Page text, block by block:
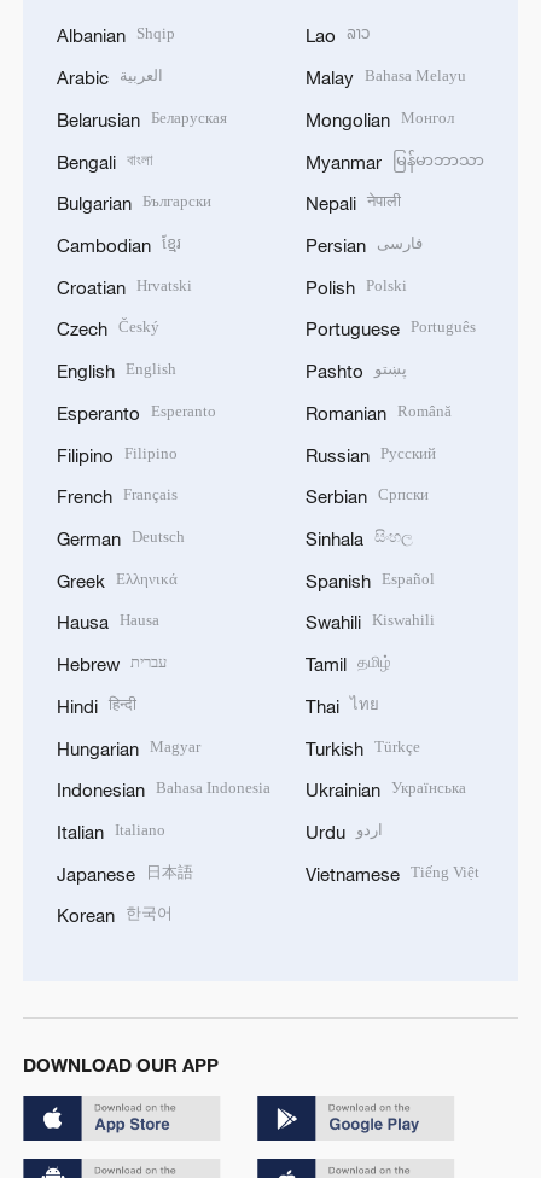
Albanian Shqip
Arabic العربية
Belarusian Беларуская
Bengali বাংলা
Bulgarian Български
Cambodian ខ្មែរ
Croatian Hrvatski
Czech Český
English English
Esperanto Esperanto
Filipino Filipino
French Français
German Deutsch
Greek Ελληνικά
Hausa Hausa
Hebrew עברית
Hindi हिन्दी
Hungarian Magyar
Indonesian Bahasa Indonesia
Italian Italiano
Japanese 日本語
Korean 한국어
Lao ລາວ
Malay Bahasa Melayu
Mongolian Монгол
Myanmar မြန်မာဘာသာ
Nepali नेपाली
Persian فارسی
Polish Polski
Portuguese Português
Pashto پښتو
Romanian Română
Russian Русский
Serbian Српски
Sinhala සිංහල
Spanish Español
Swahili Kiswahili
Tamil தமிழ்
Thai ไทย
Turkish Türkçe
Ukrainian Українська
Urdu اردو
Vietnamese Tiếng Việt
DOWNLOAD OUR APP